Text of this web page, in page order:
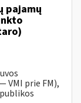
pajamų
VMI prie FM),